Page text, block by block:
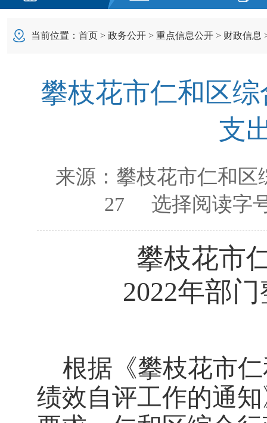
当前位置： 首页 > 政务公开 > 重点信息公开 > 财政信息
攀枝花市仁和区
支
来源： 攀枝花市仁和区
27 选择阅读字
攀枝花市
2022年部
根据《攀枝花市
绩效自评工作的通